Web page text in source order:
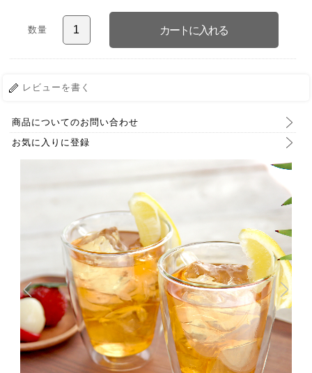
数量
レビューを書く
商品についてのお問い合わせ
お気に入りに登録